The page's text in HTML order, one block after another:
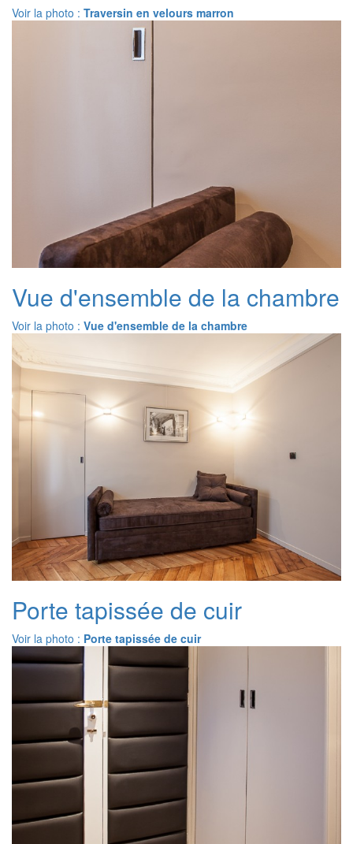
Voir la photo : Traversin en velours marron
Vue d'ensemble de la chambre
Voir la photo : Vue d'ensemble de la chambre
Porte tapissée de cuir
Voir la photo : Porte tapissée de cuir